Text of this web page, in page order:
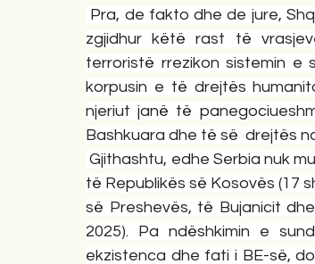
Pra, de fakto dhe de jure,
zgjidhur këtë rast të
terroristë rrezikon sistemin
korpusin e të drejtës
njeriut janë të
Bashkuara dhe të së  drejtës
Gjithashtu, edhe Serbia nuk
të Republikës së Kosovës (17
së Preshevës, të Bujanicit
2025). Pa ndëshkimin e
ekzistenca dhe fati i BE-së,